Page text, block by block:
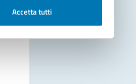
Accetta tutti